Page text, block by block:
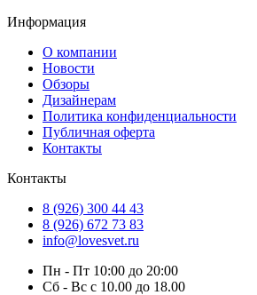
Информация
О компании
Новости
Обзоры
Дизайнерам
Политика конфиденциальности
Публичная оферта
Контакты
Контакты
8 (926) 300 44 43
8 (926) 672 73 83
info@lovesvet.ru
Пн - Пт 10:00 до 20:00
Сб - Вс с 10.00 до 18.00